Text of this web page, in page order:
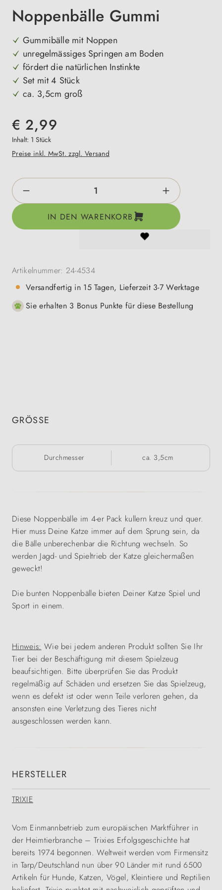
Noppenbälle Gummi
Gummibälle mit Noppen
unregelmässiges Springen am Boden
fördert die natürlichen Instinkte
Set mit 4 Stück
ca. 3,5cm groß
€ 2,99
Inhalt: 1 Stück
Preise inkl. MwSt. zzgl. Versand
Produkt Anzahl: Gib den gewünschten
IN DEN WARENKORB
Artikelnummer: 24-4534
Versandfertig in 15 Tagen, Lieferzeit 3-7 Werktage
Sie erhalten 3 Bonus Punkte für diese Bestellung
GRÖSSE
Durchmesser ca. 3,5cm
Diese Noppenbälle im 4-er Pack kullern kreuz und quer.
Hier muss Deine Katze immer auf dem Sprung sein, da
die Bälle unberechenbar die Richtung wechseln. So
werden Jagd- und Spieltrieb der Katze gleichermaßen
geweckt!
Die bunten Noppenbälle bieten Deiner Katze Spiel und
Sport in einem.
Hinweis: Wie bei jedem anderen Produkt sollten Sie Ihr
Tier bei der Beschäftigung mit diesem Spielzeug
beaufsichtigen. Bitte überprüfen Sie das Produkt
regelmäßig auf Schäden und ersetzen Sie das Spielzeug,
wenn es defekt ist oder wenn Teile verloren gehen, da
ansonsten eine Verletzung des Tieres nicht
ausgeschlossen werden kann.
HERSTELLER
TRIXIE
Vom Einmannbetrieb zum europäischen Marktführer in
der Heimtierbranche – Trixies Erfolgsgeschichte hat
bereits 1974 begonnen. Weltweit werden vom Firmensitz
in Tarp/Deutschland nun über 90 Länder mit rund 6500
Artikeln für Hunde, Katzen, Vögel, Kleintiere und Reptilien